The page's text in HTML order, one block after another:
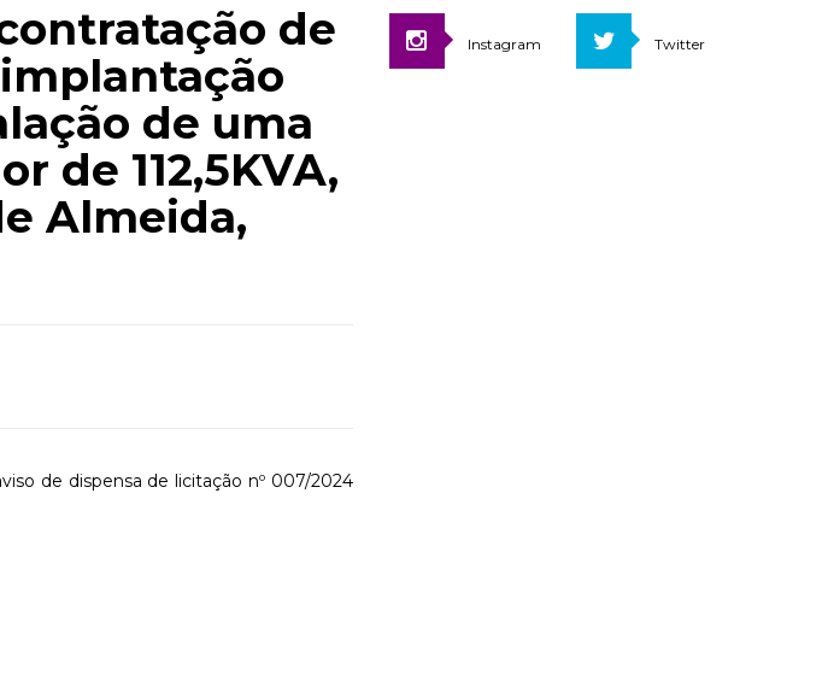
de
de uma
de 112,5KVA,
Almeida,
de dispensa de licitação nº 007/2024
Instagram Twitter